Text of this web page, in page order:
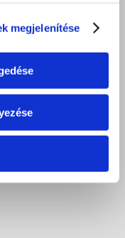
megjelenítése
u. 24.